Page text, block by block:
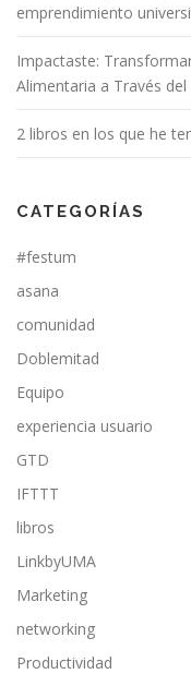
emprendimiento
Impactaste:
Alimentaria a Través
2 libros en los que he
CATEGORÍAS
#festum
asana
comunidad
Doblemitad
Equipo
experiencia usuario
GTD
IFTTT
libros
LinkbyUMA
Marketing
networking
Productividad